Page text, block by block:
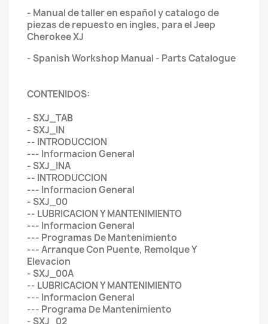
- Manual de taller en español y catalogo de
piezas de repuesto en ingles, para el Jeep
Cherokee XJ
- Spanish Workshop Manual - Parts Catalogue
CONTENIDOS:
- SXJ_TAB
- SXJ_IN
-- INTRODUCCION
--- Informacion General
- SXJ_INA
-- INTRODUCCION
--- Informacion General
- SXJ_00
-- LUBRICACION Y MANTENIMIENTO
--- Informacion General
--- Programas De Mantenimiento
--- Arranque Con Puente, Remolque Y
Elevacion
- SXJ_00A
-- LUBRICACION Y MANTENIMIENTO
--- Informacion General
--- Programa De Mantenimiento
- SXJ_02